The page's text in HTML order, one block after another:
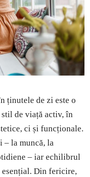
ținutele de zi este o
de viață activ, în
ci și funcționale.
– la muncă, la
– iar echilibrul
Din fericire,